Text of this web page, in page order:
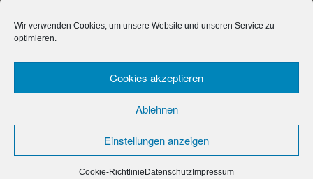
Wir verwenden Cookies, um unsere Website und unseren Service zu
optimieren.
Cookies akzeptieren
Ablehnen
Einstellungen anzeigen
Cookie-Richtlinie Datenschutz Impressum